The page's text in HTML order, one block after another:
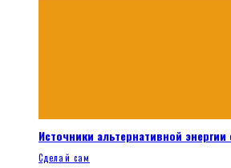
Источники альтернативной
Сделай сам